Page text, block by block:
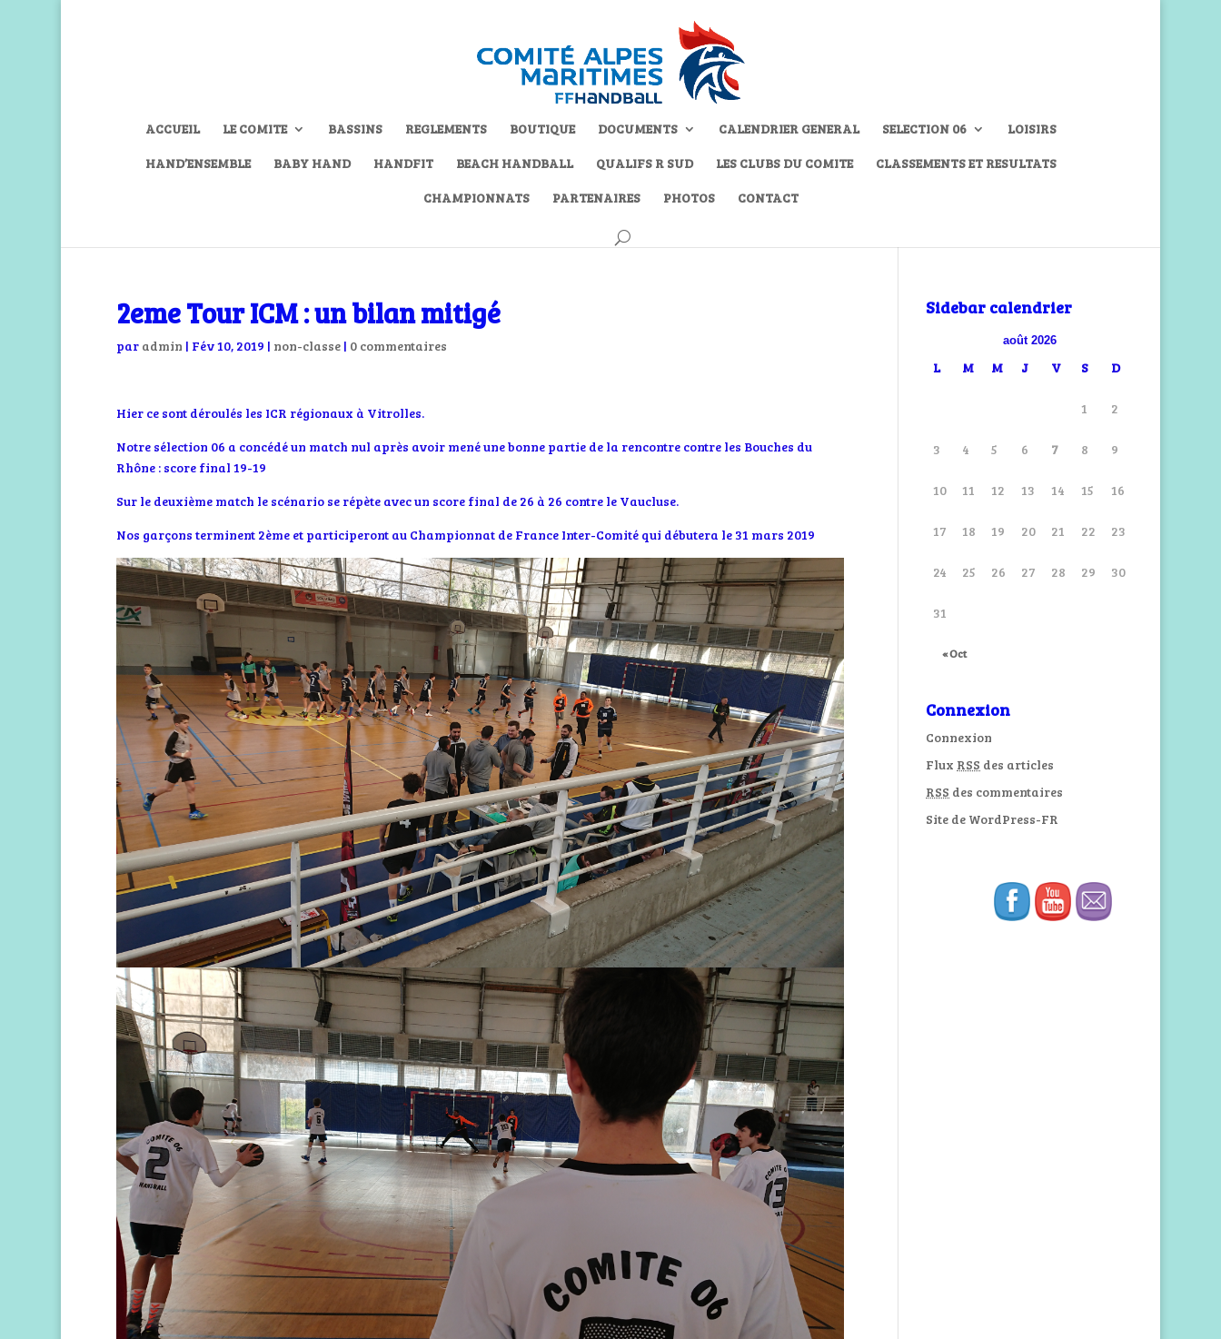
ACCUEIL LE COMITE BASSINS REGLEMENTS BOUTIQUE DOCUMENTS CALENDRIER GENERAL SELECTION 06
LOISIRS
HAND’ENSEMBLE
BABY HAND HANDFIT BEACH HANDBALL QUALIFS R SUD LES CLUBS DU COMITE
CLASSEMENTS ET RESULTATS
CHAMPIONNATS
PARTENAIRES PHOTOS CONTACT
2eme Tour ICM : un bilan mitigé
par admin | Fév 10, 2019 | non-classe| 0 commentaires
Hier ce sont déroulés les ICR régionaux à Vitrolles.
Notre sélection 06 a concédé un match nul après avoir mené une bonne partie de la rencontre contre les Bouches du
Rhône : score final 19-19
Sur le deuxième match le scénario se répète avec un score final de 26 à 26 contre le Vaucluse.
Nos garçons terminent 2ème et participeront au Championnat de France Inter-Comité qui débutera le 31 mars 2019
Sidebar calendrier
août 2026
L M M J V S D
« Oct
1 2
3 4 5 6 7 8 9
10 11 12 13 14 15 16
17 18 19 20 21 22 23
24 25 26 27 28 29 30
31
Connexion
Connexion
Flux RSS des articles
RSS des commentaires
Site de WordPress-FR